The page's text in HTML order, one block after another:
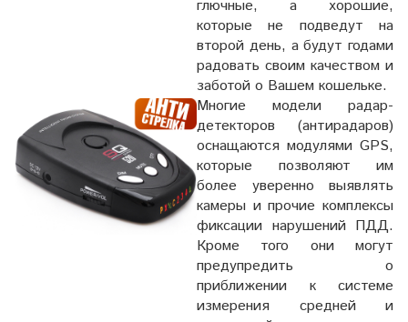
глючные, а хорошие,
которые не подведут на
второй день, а будут годами
радовать своим качеством и
заботой о Вашем кошельке.
Многие модели радар-
детекторов (антирадаров)
оснащаются модулями GPS,
которые позволяют им
более уверенно выявлять
камеры и прочие комплексы
фиксации нарушений ПДД.
Кроме того они могут
предупредить о
приближении к системе
измерения средней и